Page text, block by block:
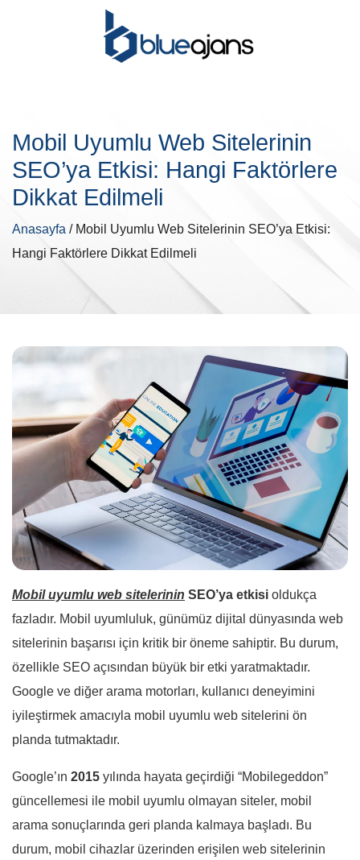
Mobil Uyumlu Web Sitelerinin
SEO’ya Etkisi: Hangi Faktörlere
Dikkat Edilmeli
Anasayfa / Mobil Uyumlu Web Sitelerinin SEO’ya Etkisi:
Hangi Faktörlere Dikkat Edilmeli
Mobil uyumlu web sitelerinin SEO’ya etkisi oldukça
fazladır. Mobil uyumluluk, günümüz dijital dünyasında web
sitelerinin başarısı için kritik bir öneme sahiptir. Bu durum,
özellikle SEO açısından büyük bir etki yaratmaktadır.
Google ve diğer arama motorları, kullanıcı deneyimini
iyileştirmek amacıyla mobil uyumlu web sitelerini ön
planda tutmaktadır.
Google’ın 2015 yılında hayata geçirdiği “Mobilegeddon”
güncellemesi ile mobil uyumlu olmayan siteler, mobil
arama sonuçlarında geri planda kalmaya başladı. Bu
durum, mobil cihazlar üzerinden erişilen web sitelerinin